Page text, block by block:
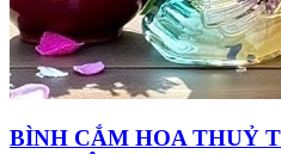
BÌNH CẮM HOA THUỶ